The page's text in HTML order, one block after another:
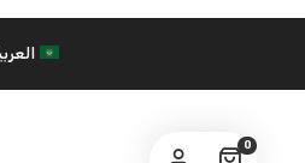
0